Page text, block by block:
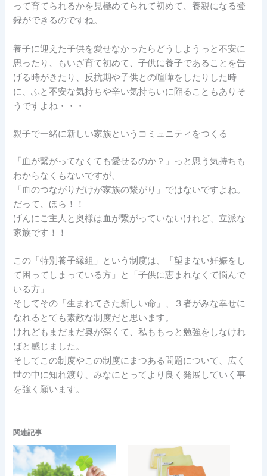
って育てられるかを見極めてられて初めて、養親になる登
録ができるのですね。
養子に迎えた子供を愛せなかったらどうしようっと不安に
思ったり、もいざ育て初めて、子供に養子であることを告
げる時がきたり、反抗期や子供との喧嘩をしたりした時
に、ふと不安な気持ちや辛い気持ちいに陥ることもありそ
うですよね・・・
親子で一緒に新しい家族というコミュニティをつくる
「血が繋がってなくても愛せるのか？」っと思う気持ちも
わからなくもないですが、
「血のつながりだけが家族の繋がり」ではないですよね。
だって、ほら！！
げんにご主人と奥様は血が繋がっていないけれど、立派な
家族です！！
この「特別養子縁組」という制度は、「望まない妊娠をし
て困ってしまっている方」と「子供に恵まれなくて悩んで
いる方」
そしてその「生まれてきた新しい命」、３者がみな幸せに
なれるとても素敵な制度だと思います。
けれどもまだまだ奥が深くて、私ももっと勉強をしなけれ
ばと感じました。
そしてこの制度やこの制度にまつある問題について、広く
世の中に知れ渡り、みなにとってより良く発展していく事
を強く願います。
関連記事